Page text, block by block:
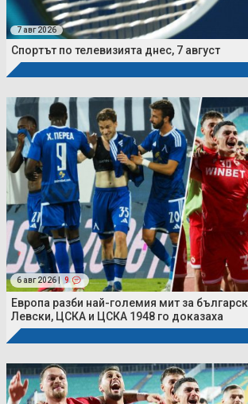
7 авг 2026
Спортът по телевизията днес, 7 август
6 авг 2026 | 9
Европа разби най-големия мит за
Левски, ЦСКА и ЦСКА 1948 го доказаха